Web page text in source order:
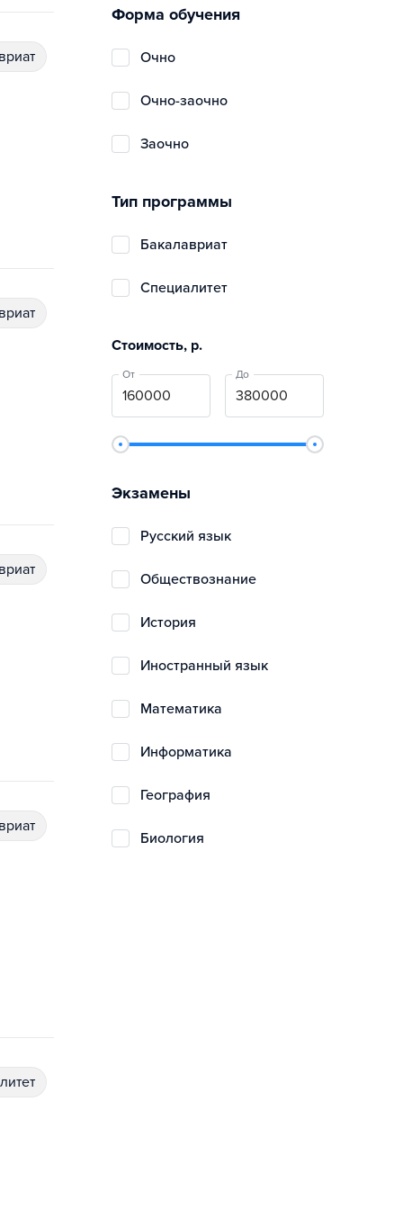
Форма обучения
очно
очно-заочно
заочно
Тип программы
бакалавриат
специалитет
Стоимость, р.
От До
Экзамены
русский язык
обществознание
история
иностранный язык
математика
информатика
география
биология